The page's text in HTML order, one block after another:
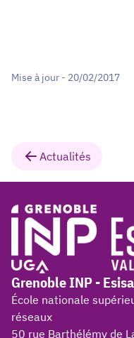
Mise à jour - 20/02/2017
Actualités
Grenoble INP -
École nationale
réseaux
50 rue Barthélémy de